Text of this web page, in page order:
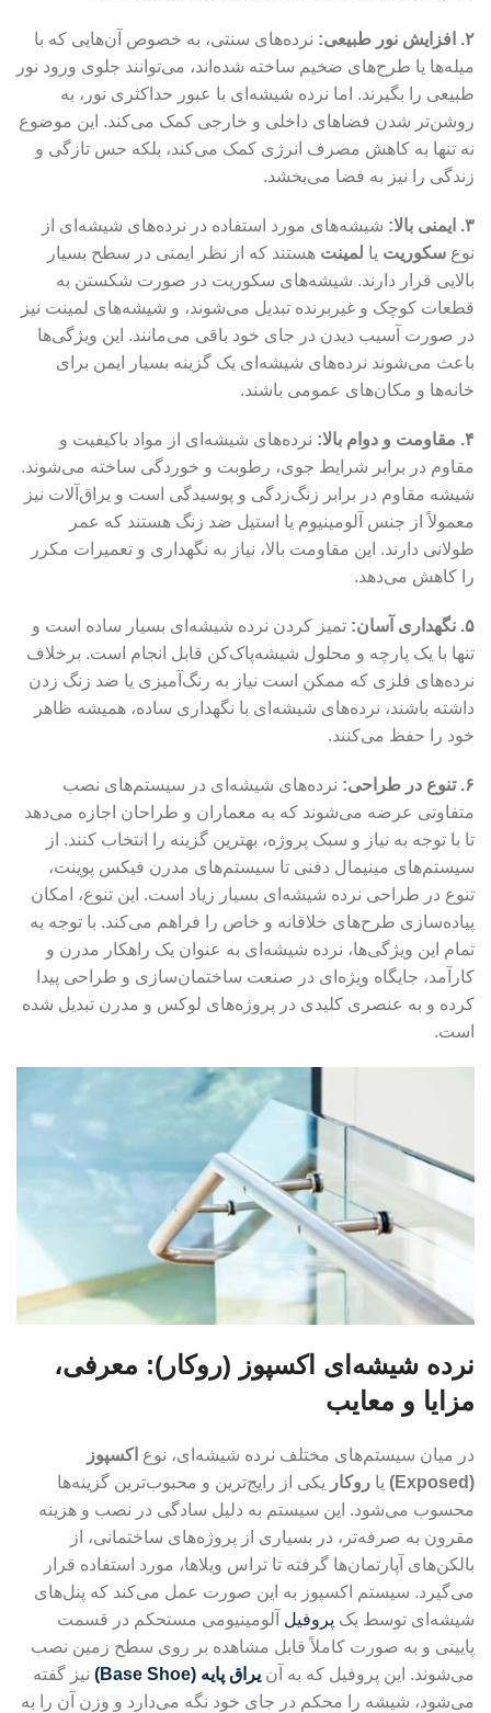
۲. افزایش نور طبیعی: نرده‌های سنتی، به خصوص آن‌هایی که با
میله‌ها یا طرح‌های ضخیم ساخته شده‌اند، می‌توانند جلوی ورود نور
طبیعی را بگیرند. اما نرده شیشه‌ای با عبور حداکثری نور، به
روشن‌تر شدن فضاهای داخلی و خارجی کمک می‌کند. این موضوع
نه تنها به کاهش مصرف انرژی کمک می‌کند، بلکه حس تازگی و
زندگی را نیز به فضا می‌بخشد.
۳. ایمنی بالا: شیشه‌های مورد استفاده در نرده‌های شیشه‌ای از
نوع سکوریت یا لمینت هستند که از نظر ایمنی در سطح بسیار
بالایی قرار دارند. شیشه‌های سکوریت در صورت شکستن به
قطعات کوچک و غیربرنده تبدیل می‌شوند، و شیشه‌های لمینت نیز
در صورت آسیب دیدن در جای خود باقی می‌مانند. این ویژگی‌ها
باعث می‌شوند نرده‌های شیشه‌ای یک گزینه بسیار ایمن برای
خانه‌ها و مکان‌های عمومی باشند.
۴. مقاومت و دوام بالا: نرده‌های شیشه‌ای از مواد باکیفیت و
مقاوم در برابر شرایط جوی، رطوبت و خوردگی ساخته می‌شوند.
شیشه مقاوم در برابر زنگ‌زدگی و پوسیدگی است و یراق‌آلات نیز
معمولاً از جنس آلومینیوم یا استیل ضد زنگ هستند که عمر
طولانی دارند. این مقاومت بالا، نیاز به نگهداری و تعمیرات مکرر
را کاهش می‌دهد.
۵. نگهداری آسان: تمیز کردن نرده شیشه‌ای بسیار ساده است و
تنها با یک پارچه و محلول شیشه‌پاک‌کن قابل انجام است. برخلاف
نرده‌های فلزی که ممکن است نیاز به رنگ‌آمیزی یا ضد زنگ زدن
داشته باشند، نرده‌های شیشه‌ای با نگهداری ساده، همیشه ظاهر
خود را حفظ می‌کنند.
۶. تنوع در طراحی:
نرده‌های شیشه‌ای در سیستم‌های نصب
متفاوتی عرضه می‌شوند که به معماران و طراحان اجازه می‌دهد
تا با توجه به نیاز و سبک پروژه، بهترین گزینه را انتخاب کنند. از
سیستم‌های مینیمال دفنی تا سیستم‌های مدرن فیکس پوینت،
تنوع در طراحی نرده شیشه‌ای بسیار زیاد است. این تنوع، امکان
پیاده‌سازی طرح‌های خلاقانه و خاص را فراهم می‌کند. با توجه به
تمام این ویژگی‌ها، نرده شیشه‌ای به عنوان یک راهکار مدرن و
کارآمد، جایگاه ویژه‌ای در صنعت ساختمان‌سازی و طراحی پیدا
کرده و به عنصری کلیدی در پروژه‌های لوکس و مدرن تبدیل شده
است.
نرده شیشه‌ای اکسپوز (روکار): معرفی،
مزایا و معایب
در میان سیستم‌های مختلف نرده شیشه‌ای، نوع اکسپوز
(Exposed)
یا روکار یکی از رایج‌ترین و محبوب‌ترین گزینه‌ها
محسوب می‌شود. این سیستم به دلیل سادگی در نصب و هزینه
مقرون به صرفه‌تر، در بسیاری از پروژه‌های ساختمانی، از
بالکن‌های آپارتمان‌ها گرفته تا تراس ویلاها، مورد استفاده قرار
می‌گیرد. سیستم اکسپوز به این صورت عمل می‌کند که پنل‌های
شیشه‌ای توسط یک پروفیل آلومینیومی مستحکم در قسمت
پایینی و به صورت کاملاً قابل مشاهده بر روی سطح زمین نصب
می‌شوند. این پروفیل که به آن یراق پایه (Base Shoe)
نیز گفته
می‌شود، شیشه را محکم در جای خود نگه می‌دارد و وزن آن را به